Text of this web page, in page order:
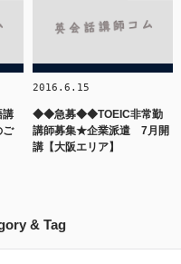
講
ご
2016.6.15
◆◆急募◆◆TOEIC非常勤
講師募集★企業派遣 7月開
講【大阪エリア】
& Tag